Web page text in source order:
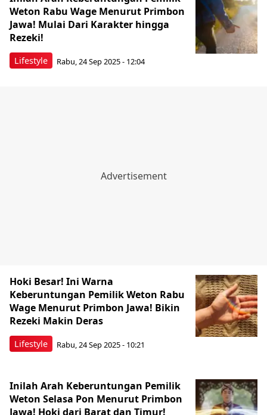
Lifestyle
Weton Rabu Wage Menurut Primbon
Jawa! Mulai Dari Karakter hingga
Rezeki!
Rabu, 24 Sep 2025 - 12:04
Lifestyle
Hoki Besar! Ini Warna
Keberuntungan Pemilik Weton Rabu
Wage Menurut Primbon Jawa! Bikin
Rezeki Makin Deras
Rabu, 24 Sep 2025 - 10:21
Inilah Arah Keberuntungan Pemilik
Weton Selasa Pon Menurut Primbon
Jawa! Hoki dari Barat dan Timur!